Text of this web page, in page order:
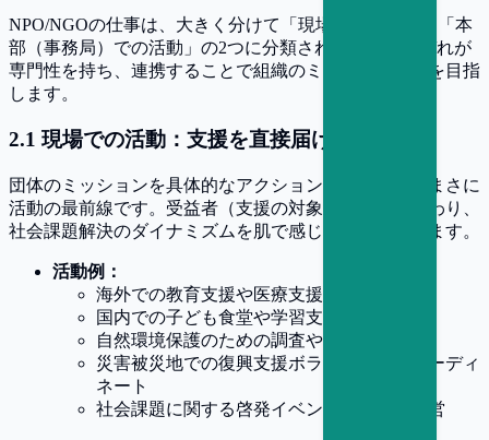
NPO/NGOの仕事は、大きく分けて「現場での活動」と「本
部（事務局）での活動」の2つに分類されます。それぞれが
専門性を持ち、連携することで組織のミッション達成を目指
します。
2.1 現場での活動：支援を直接届ける最前線
団体のミッションを具体的なアクションで実行する、まさに
活動の最前線です。受益者（支援の対象者）と直接関わり、
社会課題解決のダイナミズムを肌で感じることができます。
活動例：
海外での教育支援や医療支援
国内での子ども食堂や学習支援の運営
自然環境保護のための調査や保全活動
災害被災地での復興支援ボランティアのコーディ
ネート
社会課題に関する啓発イベントの企画・運営